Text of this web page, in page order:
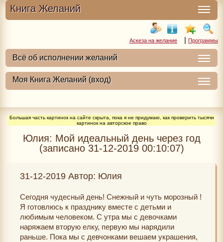
Книга Желаний
Аскеза на желание | Программы
Большая часть картинок на сайте скрыта, пока я не придумаю, как проверить тысячи
картинок на авторское право
Юлия: Мой идеальный день через год
(записано 31-12-2019 00:10:07)
31-12-2019 Автор: Юлия
Сегодня чудесный день! Снежный и чуть морозный !
Я готовлюсь к празднику вместе с детьми и
любимым человеком. С утра мы с девочками
наряжаем вторую елку, первую мы нарядили
раньше. Пока мы с девчонками вешаем украшения,